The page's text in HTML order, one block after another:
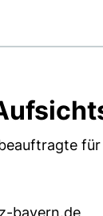
bayern.de